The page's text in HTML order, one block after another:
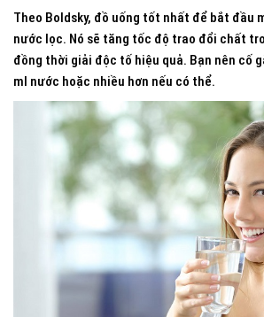
Theo Boldsky, đồ uống tốt nhất để bắt đầu
nước lọc. Nó sẽ tăng tốc độ trao đổi chất
đồng thời giải độc tố hiệu quả. Bạn nên cố
ml nước hoặc nhiều hơn nếu có thể.